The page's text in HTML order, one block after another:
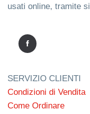
usati online, tramite
SERVIZIO CLIENTI
Condizioni di Vendita
Come Ordinare